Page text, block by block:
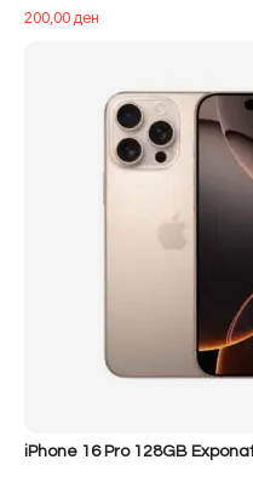
200,00ден
iPhone 16 Pro 128GB